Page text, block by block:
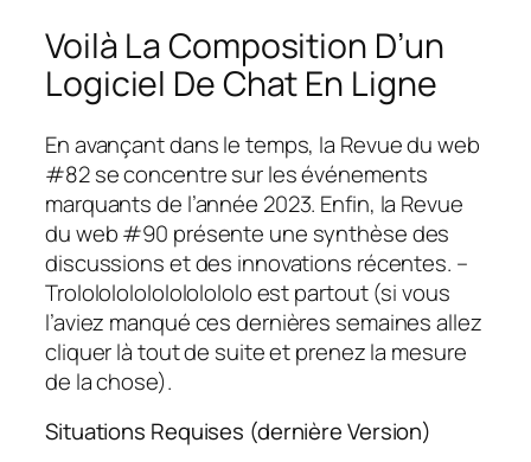
Voilà La Composition D’un
Logiciel De Chat En Ligne
En avançant dans le temps, la Revue du web
#82 se concentre sur les événements
marquants de l’année 2023. Enfin, la Revue
du web #90 présente une synthèse des
discussions et des innovations récentes. –
Trololololololololololo est partout (si vous
l’aviez manqué ces dernières semaines allez
cliquer là tout de suite et prenez la mesure
de la chose).
Situations Requises (dernière Version)